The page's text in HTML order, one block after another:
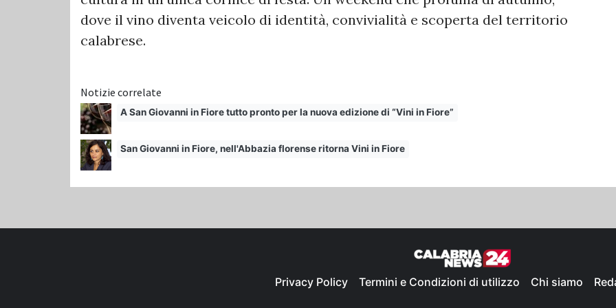
dove il vino diventa veicolo di identità, convivialità e scoperta del territorio
calabrese.
Notizie correlate
A San Giovanni in Fiore tutto pronto per la nuova edizione di “Vini in Fiore”
San Giovanni in Fiore, nell'Abbazia florense ritorna Vini in Fiore
Privacy Policy Termini e Condizioni di utilizzo Chi siamo